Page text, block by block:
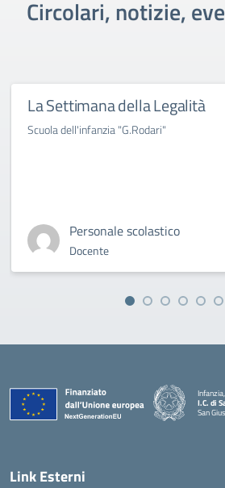
Circolari, notizie,
La Settimana della Legalità
Scuola dell'infanzia "G.Rodari"
Personale scolastico
Docente
I.C. di
San
Link Esterni